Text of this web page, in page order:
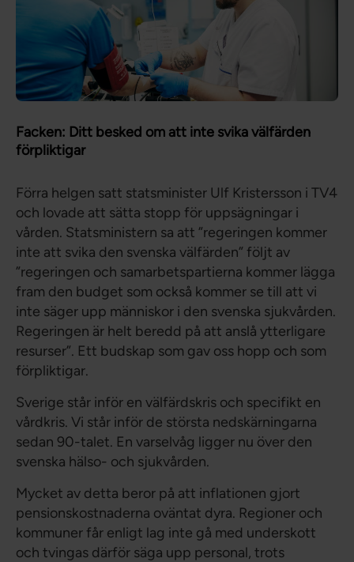
Facken: Ditt besked om att inte svika välfärden
förpliktigar
Förra helgen satt statsminister Ulf Kristersson i TV4
och lovade att sätta stopp för uppsägningar i
vården. Statsministern sa att ”regeringen kommer
inte att svika den svenska välfärden” följt av
”regeringen och samarbetspartierna kommer lägga
fram den budget som också kommer se till att vi
inte säger upp människor i den svenska sjukvården.
Regeringen är helt beredd på att anslå ytterligare
resurser”. Ett budskap som gav oss hopp och som
förpliktigar.
Sverige står inför en välfärdskris och specifikt en
vårdkris. Vi står inför de största nedskärningarna
sedan 90-talet. En varselvåg ligger nu över den
svenska hälso- och sjukvården.
Mycket av detta beror på att inflationen gjort
pensionskostnaderna oväntat dyra. Regioner och
kommuner får enligt lag inte gå med underskott
och tvingas därför säga upp personal, trots